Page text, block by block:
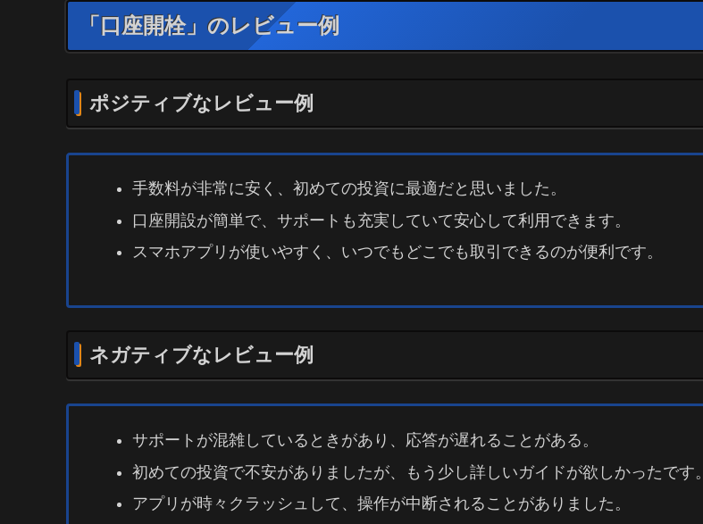
「口座開栓」のレビュー例
ポジティブなレビュー例
手数料が非常に安く、初めての投資に最適だと思いました。
口座開設が簡単で、サポートも充実していて安心して利用できます。
スマホアプリが使いやすく、いつでもどこでも取引できるのが便利です。
ネガティブなレビュー例
サポートが混雑しているときがあり、応答が遅れることがある。
初めての投資で不安がありましたが、もう少し詳しいガイドが欲しかったです。
アプリが時々クラッシュして、操作が中断されることがありました。